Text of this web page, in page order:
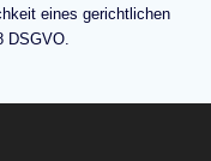
eines gerichtlichen
DSGVO.